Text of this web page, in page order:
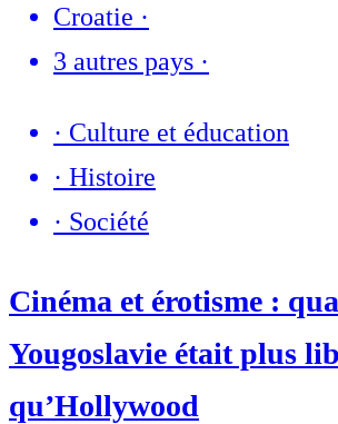
Croatie ·
3 autres pays ·
· Culture et éducation
· Histoire
· Société
Cinéma et érotisme :
Yougoslavie était plus
qu’Hollywood